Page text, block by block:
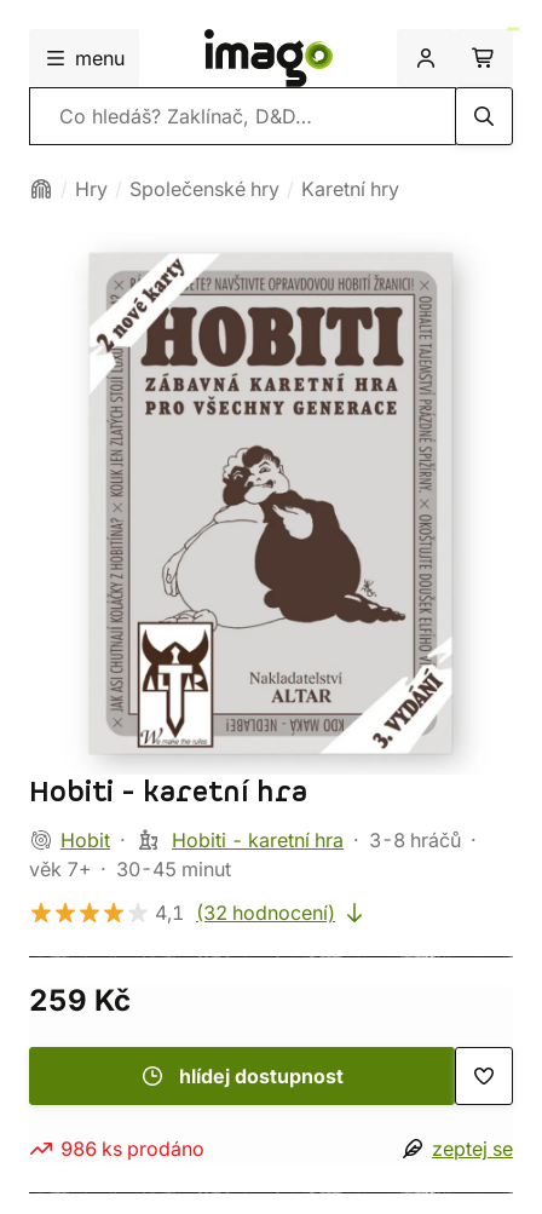
menu
Vyhledávání
Hry Společenské hry Karetní hry
Hobiti - karetní hra
Hobit Hobiti - karetní hra
3-8 hráčů
věk 7+
30-45 minut
4,1
(32 hodnocení)
259 Kč
hlídej dostupnost
986 ks prodáno zeptej se